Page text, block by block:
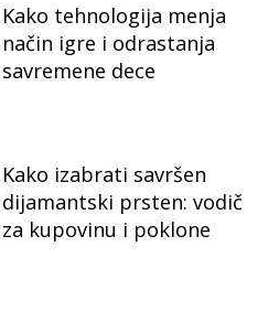
Kako tehnologija menja
način igre i odrastanja
savremene dece
Kako izabrati savršen
dijamantski prsten: vodič
za kupovinu i poklone